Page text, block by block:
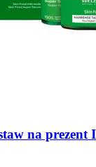
na